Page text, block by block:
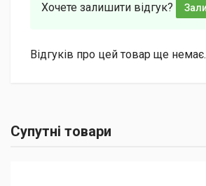
Хочете залишити відгук?
Відгуків про цей товар ще немає.
Супутні товари